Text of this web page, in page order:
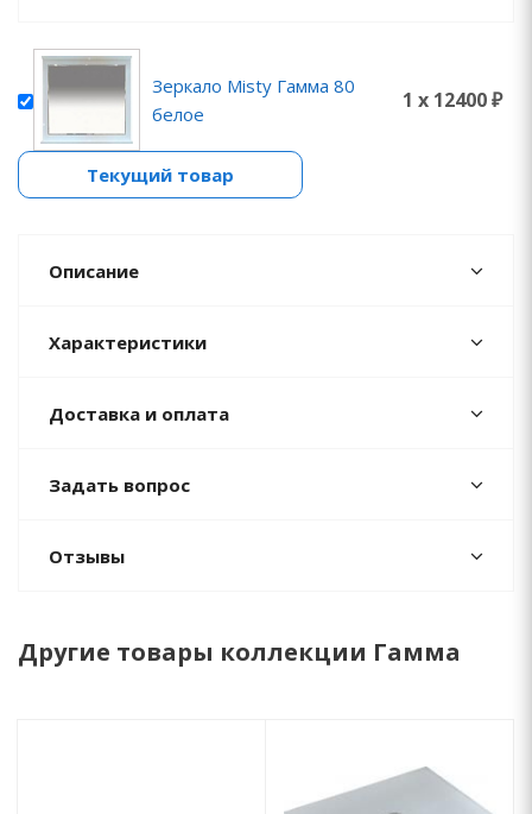
Зеркало Misty Гамма 80
белое
1 x 12400 ₽
Текущий товар
Описание
Характеристики
Доставка и оплата
Задать вопрос
Отзывы
Другие товары коллекции Гамма